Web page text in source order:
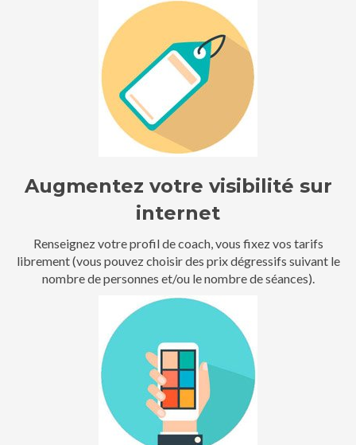
Augmentez votre visibilité sur
internet
Renseignez votre profil de coach, vous fixez vos tarifs
librement (vous pouvez choisir des prix dégressifs suivant le
nombre de personnes et/ou le nombre de séances).